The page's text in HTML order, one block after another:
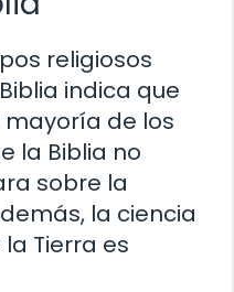
religiosos
indica que
mayoría de los
la Biblia no
sobre la
la ciencia
Tierra es